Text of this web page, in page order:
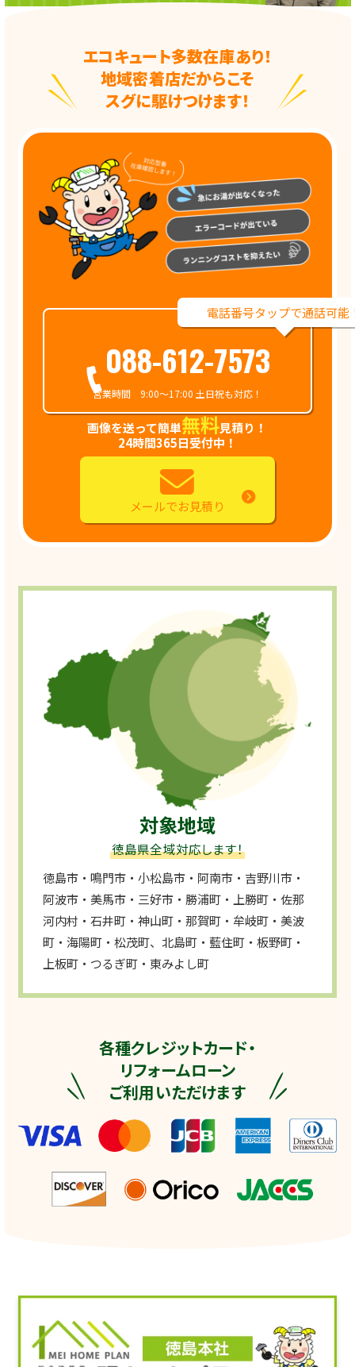
エコキュート多数在庫あり！
地域密着店だからこそ
スグに駆けつけます！
電話番号タップで通話可能
088-612-7573
営業時間 9:00～17:00 土日祝も対応！
画像を送って簡単無料見積り！
24時間365日受付中！
メールでお見積り
対象地域
徳島県全域対応します！
徳島市・鳴門市・小松島市・阿南市・吉野川市・
阿波市・美馬市・三好市・勝浦町・上勝町・佐那
河内村・石井町・神山町・那賀町・牟岐町・美波
町・海陽町・松茂町、北島町・藍住町・板野町・
上板町・つるぎ町・東みよし町
各種クレジットカード・
リフォームローン
ご利用いただけます